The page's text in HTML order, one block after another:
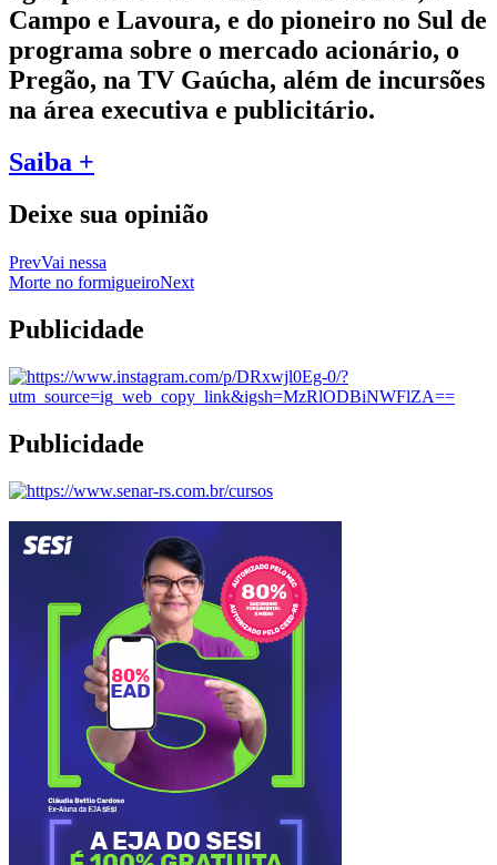
Campo e Lavoura, e do pioneiro no Sul de
programa sobre o mercado acionário, o
Pregão, na TV Gaúcha, além de incursões
na área executiva e publicitário.
Saiba +
Deixe sua opinião
PrevVai nessa
Morte no formigueiroNext
Publicidade
Publicidade